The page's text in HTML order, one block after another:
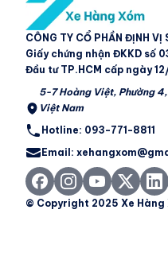
CÔNG TY CỔ PHẦN ĐỊNH VỊ
Giấy chứng nhận ĐKKD số
Đầu tư TP.HCM cấp ngày
5-7 Hoàng Việt, Phường
Việt Nam
Hotline: 093-771-8811
Email:
© Copyright 2025 Xe Hàng